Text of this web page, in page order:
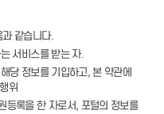
같습니다.
서비스를 받는 자.
당 정보를 기입하고, 본 약관에
위
등록을 한 자로서, 포털의 정보를